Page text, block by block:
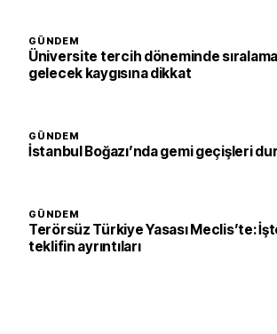
GÜNDEM
Üniversite tercih döneminde
gelecek kaygısına dikkat
GÜNDEM
İstanbul Boğazı’nda gemi geçişleri
GÜNDEM
Terörsüz Türkiye Yasası Meclis’te:
teklifin ayrıntıları